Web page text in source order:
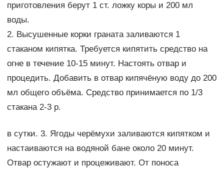
приготовления берут 1 ст. ложку коры и 200 мл
воды.
2. Высушенные корки граната заливаются 1
стаканом кипятка. Требуется кипятить средство на
огне в течение 10-15 минут. Настоять отвар и
процедить. Добавить в отвар кипячёную воду до 200
мл общего объёма. Средство принимается по 1/3
стакана 2-3 р.
в сутки. 3. Ягоды черёмухи заливаются кипятком и
настаиваются на водяной бане около 20 минут.
Отвар остужают и процеживают. От поноса